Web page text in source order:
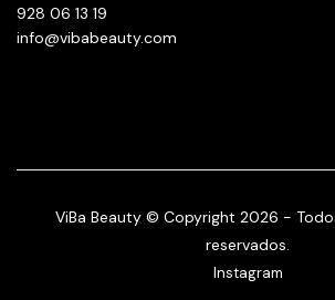
928 06 13 19
info@vibabeauty.com
ViBa Beauty © Copyright 2026 -
reservados.
Instagram